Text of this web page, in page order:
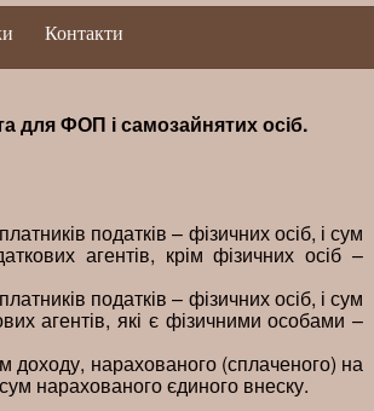
Контакти
для ФОП і самозайнятих осіб.
податків – фізичних осіб, і сум
агентів, крім фізичних осіб –
податків – фізичних осіб, і сум
агентів, які є фізичними особами –
доходу, нарахованого (сплаченого) на
нарахованого єдиного внеску.